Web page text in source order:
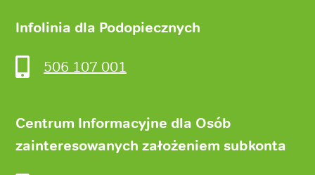
Infolinia dla Podopiecznych
506 107 001
Centrum Informacyjne dla Osób
zainteresowanych założeniem subkonta